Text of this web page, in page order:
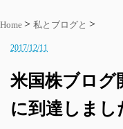
Home 私とブログと
2017/12/11
米国株ブロ
に到達しまし